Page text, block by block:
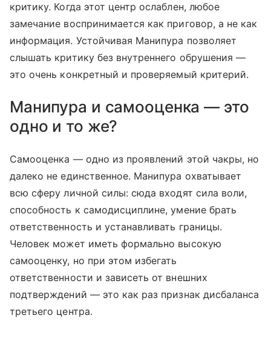
критику. Когда этот центр ослаблен, любое
замечание воспринимается как приговор, а не как
информация. Устойчивая Манипура позволяет
слышать критику без внутреннего обрушения —
это очень конкретный и проверяемый критерий.
Манипура и самооценка — это
одно и то же?
Самооценка — одно из проявлений этой чакры, но
далеко не единственное. Манипура охватывает
всю сферу личной силы: сюда входят сила воли,
способность к самодисциплине, умение брать
ответственность и устанавливать границы.
Человек может иметь формально высокую
самооценку, но при этом избегать
ответственности и зависеть от внешних
подтверждений — это как раз признак дисбаланса
третьего центра.